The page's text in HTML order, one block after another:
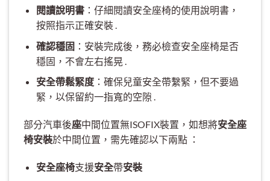
閱讀說明書：仔細閱讀安全座椅的使用說明書，
按照指示正確安裝 .
確認穩固 ：安裝完成後，務必檢查安全座椅是否
穩固，不會左右搖晃 .
安全帶鬆緊度：確保兒童安全帶繫緊，但不要過
緊，以保留約一指寬的空隙 .
部分汽車後座中間位置無ISOFIX裝置，如想將安全座
椅安裝於中間位置，需先確認以下兩點 ：
安全座椅支援安全帶安裝